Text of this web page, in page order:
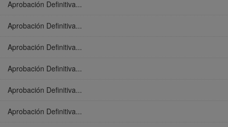
Aprobación Definitiva...
Aprobación Definitiva...
Aprobación Definitiva...
Aprobación Definitiva...
Aprobación Definitiva...
Aprobación Definitiva...